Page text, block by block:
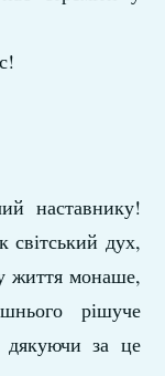
наставнику!
світський дух,
життя монаше,
рішуче
за це